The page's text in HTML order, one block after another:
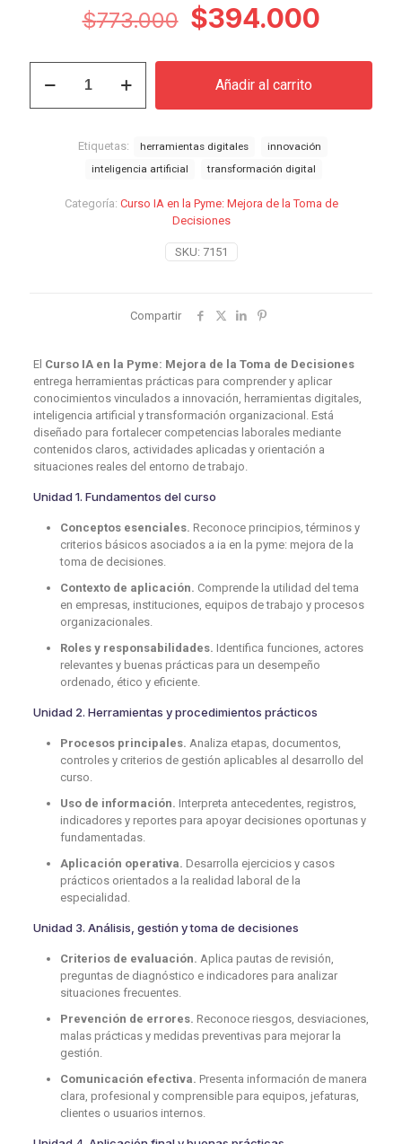
$773.000 El
original
era:
$394.000El
actual
Añadir al carrito
SKU: 7151
Categoría: Curso IA en la Pyme: Mejora de la Toma de
Decisiones
Etiquetas: herramientas digitales
innovación
inteligencia artificial
transformación digital
Compartir
El Curso IA en la Pyme: Mejora de la Toma de Decisiones
entrega herramientas prácticas para comprender y aplicar
conocimientos vinculados a innovación, herramientas digitales,
inteligencia artificial y transformación organizacional. Está
diseñado para fortalecer competencias laborales mediante
contenidos claros, actividades aplicadas y orientación a
situaciones reales del entorno de trabajo.
Unidad 1. Fundamentos del curso
Conceptos esenciales. Reconoce principios, términos y
criterios básicos asociados a ia en la pyme: mejora de la
toma de decisiones.
Contexto de aplicación. Comprende la utilidad del tema
en empresas, instituciones, equipos de trabajo y procesos
organizacionales.
Roles y responsabilidades. Identifica funciones, actores
relevantes y buenas prácticas para un desempeño
ordenado, ético y eficiente.
Unidad 2. Herramientas y procedimientos prácticos
Procesos principales. Analiza etapas, documentos,
controles y criterios de gestión aplicables al desarrollo del
curso.
Uso de información. Interpreta antecedentes, registros,
indicadores y reportes para apoyar decisiones oportunas y
fundamentadas.
Aplicación operativa. Desarrolla ejercicios y casos
prácticos orientados a la realidad laboral de la
especialidad.
Unidad 3. Análisis, gestión y toma de decisiones
Criterios de evaluación. Aplica pautas de revisión,
preguntas de diagnóstico e indicadores para analizar
situaciones frecuentes.
Prevención de errores. Reconoce riesgos, desviaciones,
malas prácticas y medidas preventivas para mejorar la
gestión.
Comunicación efectiva. Presenta información de manera
clara, profesional y comprensible para equipos, jefaturas,
clientes o usuarios internos.